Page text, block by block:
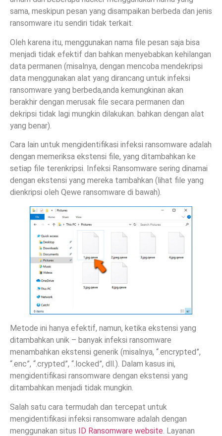
sama, meskipun pesan yang disampaikan berbeda dan jenis
ransomware itu sendiri tidak terkait.
Oleh karena itu, menggunakan nama file pesan saja bisa
menjadi tidak efektif dan bahkan menyebabkan kehilangan
data permanen (misalnya, dengan mencoba mendekripsi
data menggunakan alat yang dirancang untuk infeksi
ransomware yang berbeda,anda kemungkinan akan
berakhir dengan merusak file secara permanen dan
dekripsi tidak lagi mungkin dilakukan. bahkan dengan alat
yang benar).
Cara lain untuk mengidentifikasi infeksi ransomware adalah
dengan memeriksa ekstensi file, yang ditambahkan ke
setiap file terenkripsi. Infeksi Ransomware sering dinamai
dengan ekstensi yang mereka tambahkan (lihat file yang
dienkripsi oleh Qewe ransomware di bawah).
Metode ini hanya efektif, namun, ketika ekstensi yang
ditambahkan unik – banyak infeksi ransomware
menambahkan ekstensi generik (misalnya, “.encrypted”,
“.enc”, “.crypted”, “.locked”, dll.). Dalam kasus ini,
mengidentifikasi ransomware dengan ekstensi yang
ditambahkan menjadi tidak mungkin.
Salah satu cara termudah dan tercepat untuk
mengidentifikasi infeksi ransomware adalah dengan
menggunakan situs ID Ransomware website . Layanan